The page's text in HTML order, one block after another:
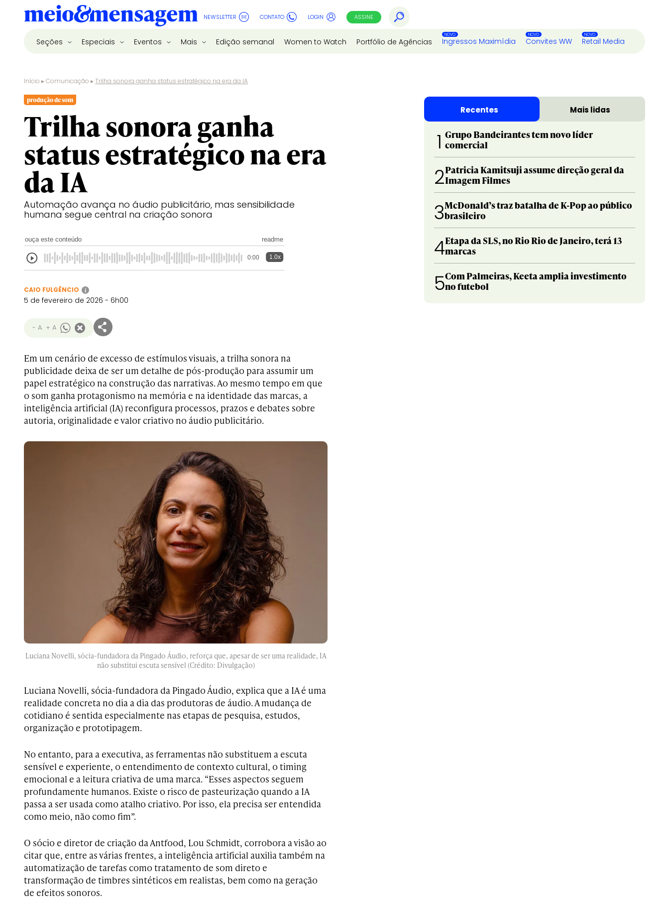
NEWSLETTER CONTATO LOGIN ASSINE
Seções Especiais Eventos Mais Edição semanal Women to Watch Portfólio de Agências Ingressos Maximídia Convites WW Retail Media
Início ▸Comunicação ▸ Trilha sonora ganha status estratégico na era da IA
produção de som
Trilha sonora ganha
status estratégico na era
da IA
Automação avança no áudio publicitário, mas sensibilidade
humana segue central na criação sonora
ouça este conteúdo readme
0:00 1.0x
CAIO FULGÊNCIO i
5 de fevereiro de 2026 - 6h00
- A + A
Em um cenário de excesso de estímulos visuais, a trilha sonora na
publicidade deixa de ser um detalhe de pós-produção para assumir um
papel estratégico na construção das narrativas. Ao mesmo tempo em que
o som ganha protagonismo na memória e na identidade das marcas, a
inteligência artificial (IA) reconfigura processos, prazos e debates sobre
autoria, originalidade e valor criativo no áudio publicitário.
Luciana Novelli, sócia-fundadora da Pingado Áudio, reforça que, apesar de ser uma realidade, IA
não substitui escuta sensível (Crédito: Divulgação)
Luciana Novelli, sócia-fundadora da Pingado Áudio, explica que a IA é uma
realidade concreta no dia a dia das produtoras de áudio. A mudança de
cotidiano é sentida especialmente nas etapas de pesquisa, estudos,
organização e prototipagem.
No entanto, para a executiva, as ferramentas não substituem a escuta
sensível e experiente, o entendimento de contexto cultural, o timing
emocional e a leitura criativa de uma marca. “Esses aspectos seguem
profundamente humanos. Existe o risco de pasteurização quando a IA
passa a ser usada como atalho criativo. Por isso, ela precisa ser entendida
como meio, não como fim”.
O sócio e diretor de criação da Antfood, Lou Schmidt, corrobora a visão ao
citar que, entre as várias frentes, a inteligência artificial auxilia também na
automatização de tarefas como tratamento de som direto e
transformação de timbres sintéticos em realistas, bem como na geração
de efeitos sonoros.
Recentes Mais lidas
1 Grupo Bandeirantes tem novo líder
comercial
2Patricia Kamitsuji assume direção geral da
Imagem Filmes
3McDonald’s traz batalha de K-Pop ao público
brasileiro
4Etapa da SLS, no Rio Rio de Janeiro, terá 13
marcas
5Com Palmeiras, Keeta amplia investimento
no futebol